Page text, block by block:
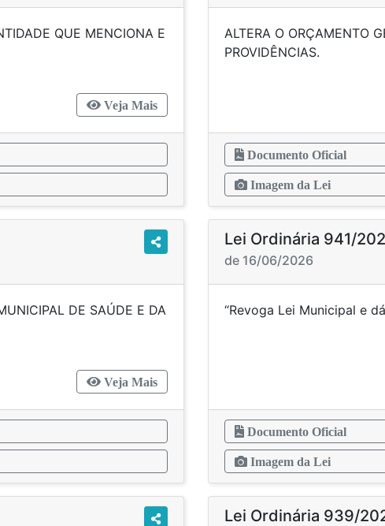
QUE MENCIONA E
Veja Mais
ALTERA O ORÇAMENTO
Documento Oficial
Imagem da Lei
DE SAÚDE E DA
Veja Mais
Lei Ordinária 941/
de 16/06/2026
“Revoga Lei
Documento Oficial
Imagem da Lei
Lei Ordinária 939/